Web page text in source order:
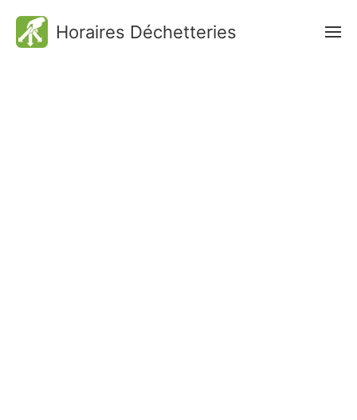
Horaires Déchetteries